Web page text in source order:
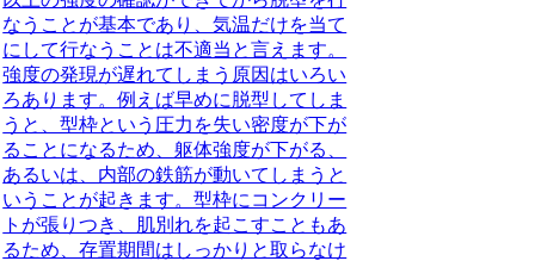
なうことが基本であり、気温だけを当て
にして行なうことは不適当と言えます。
強度の発現が遅れてしまう原因はいろい
ろあります。例えば早めに脱型してしま
うと、型枠という圧力を失い密度が下が
ることになるため、躯体強度が下がる、
あるいは、内部の鉄筋が動いてしまうと
いうことが起きます。型枠にコンクリー
トが張りつき、肌別れを起こすこともあ
るため、存置期間はしっかりと取らなけ